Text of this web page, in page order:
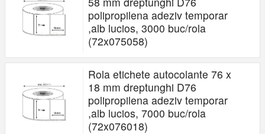
polipropilena adeziv temporar
,alb lucios, 3000 buc/rola
(72x075058)
Rola etichete autocolante 76 x
18 mm dreptunghi D76
polipropilena adeziv temporar
,alb lucios, 7000 buc/rola
(72x076018)